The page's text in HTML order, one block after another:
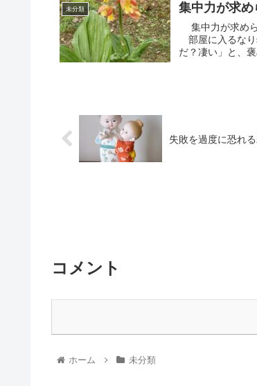
未分類 集中力が求
集中力が求め
部屋に入るなり
だ？凄い」と、
失敗を過度に恐れ
コメント
ホーム 未分類